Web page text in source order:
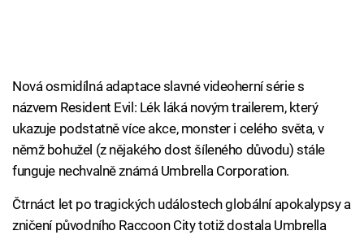
Nová osmidílná adaptace slavné videoherní série s
názvem Resident Evil: Lék láká novým trailerem, který
ukazuje podstatně více akce, monster i celého světa, v
němž bohužel (z nějakého dost šíleného důvodu) stále
funguje nechvalně známá Umbrella Corporation.
Čtrnáct let po tragických událostech globální apokalypsy a
zničení původního Raccoon City totiž dostala Umbrella